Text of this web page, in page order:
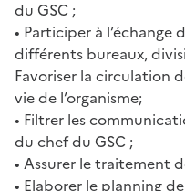
du GSC ;
• Participer à l’échange
différents bureaux,
Favoriser la circulation
vie de l’organisme;
• Filtrer les
du chef du GSC ;
• Assurer le traitement
• Elaborer le planning